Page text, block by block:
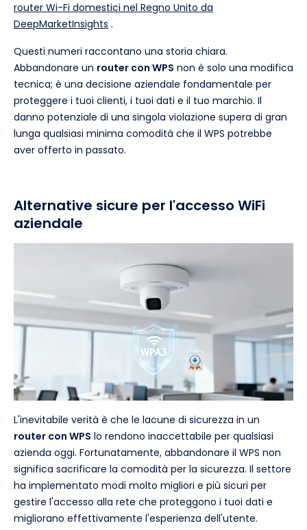
router Wi-Fi domestici nel Regno Unito da
DeepMarketInsights .
Questi numeri raccontano una storia chiara.
Abbandonare un router con WPS non è solo una modifica
tecnica; è una decisione aziendale fondamentale per
proteggere i tuoi clienti, i tuoi dati e il tuo marchio. Il
danno potenziale di una singola violazione supera di gran
lunga qualsiasi minima comodità che il WPS potrebbe
aver offerto in passato.
Alternative sicure per l'accesso WiFi
aziendale
L'inevitabile verità è che le lacune di sicurezza in un
router con WPS lo rendono inaccettabile per qualsiasi
azienda oggi. Fortunatamente, abbandonare il WPS non
significa sacrificare la comodità per la sicurezza. Il settore
ha implementato modi molto migliori e più sicuri per
gestire l'accesso alla rete che proteggono i tuoi dati e
migliorano effettivamente l'esperienza dell'utente.